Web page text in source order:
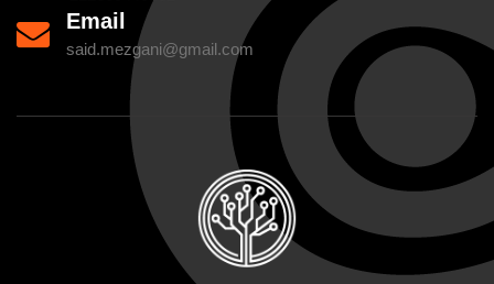
Email
said.mezgani@gmail.com